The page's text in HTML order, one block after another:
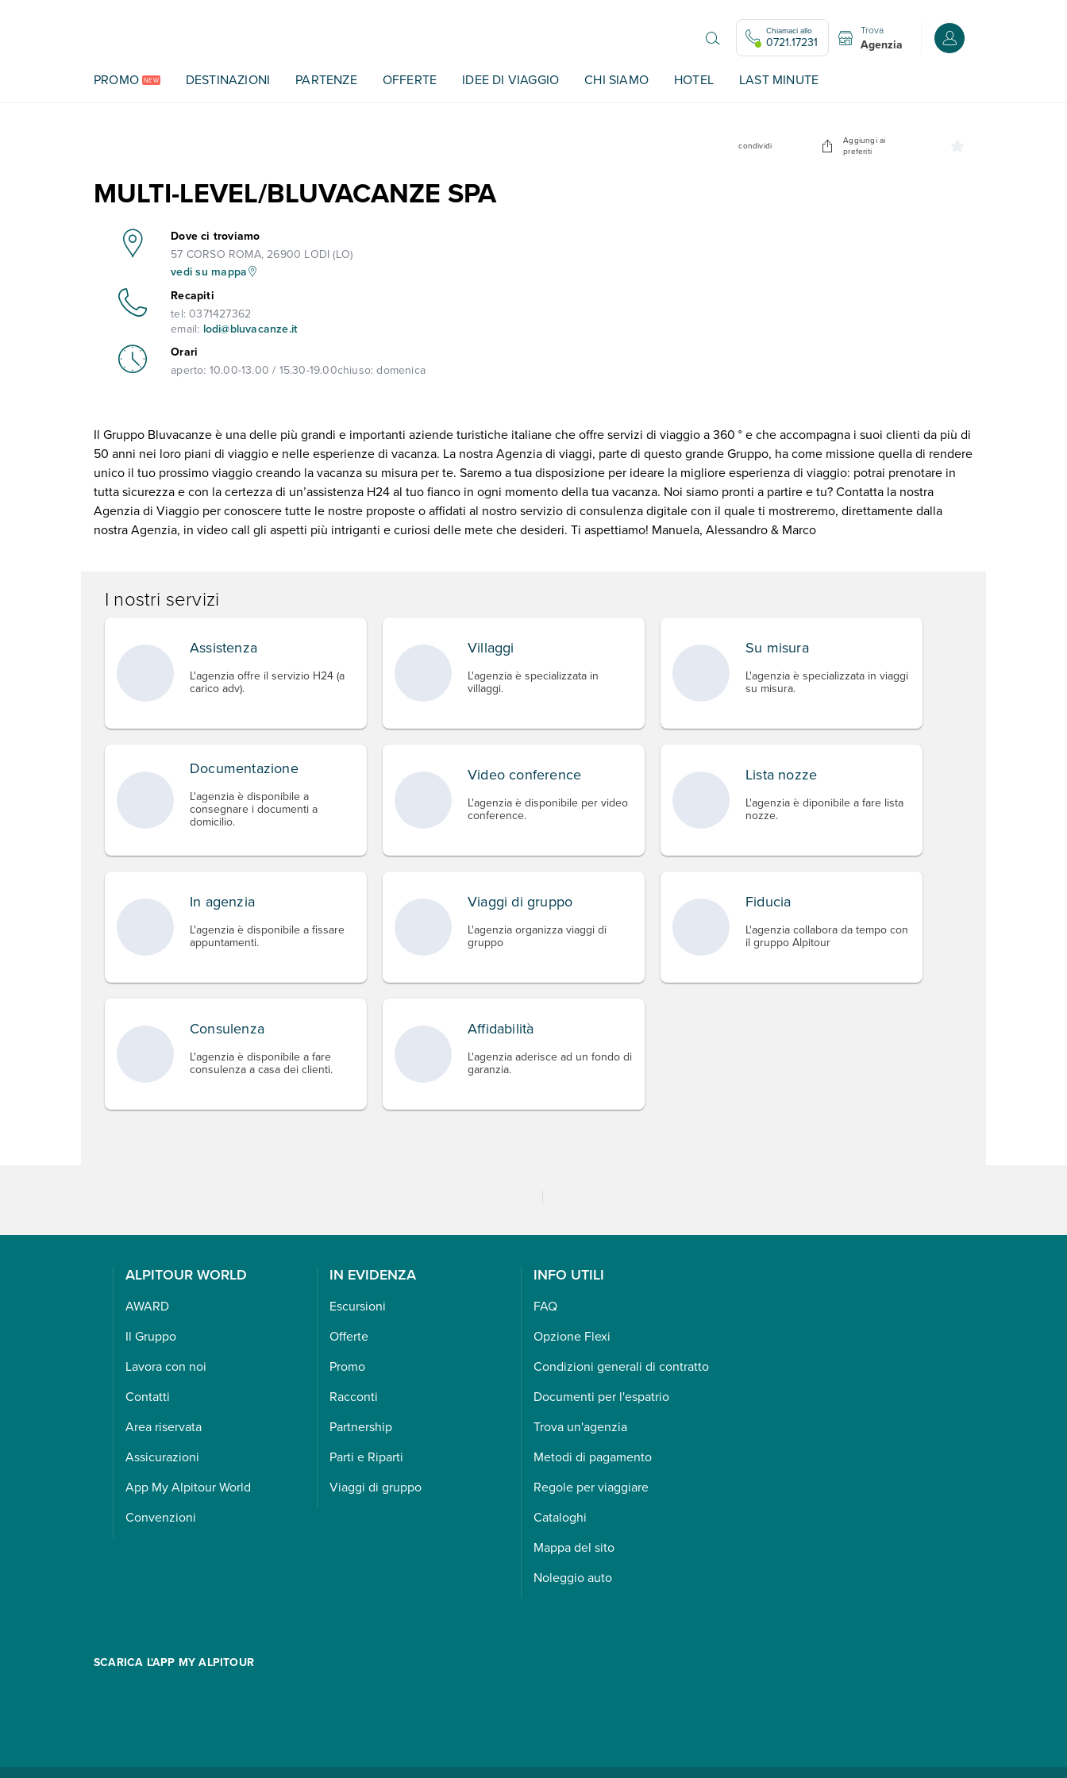
Chiamaci allo
0721.17231
Trova
Agenzia Accedi o registrati
PROMO NEW DESTINAZIONI PARTENZE OFFERTE IDEE DI VIAGGIO CHI SIAMO HOTEL LAST MINUTE
condividi
Aggiungi ai
preferiti
MULTI-LEVEL/BLUVACANZE SPA
Dove ci troviamo
57 CORSO ROMA, 26900 LODI (LO)
vedi su mappa
Recapiti
tel:0371427362
email: lodi@bluvacanze.it
Orari
aperto: 10.00-13.00 / 15.30-19.00chiuso:domenica
Il Gruppo Bluvacanze è una delle più grandi e importanti aziende turistiche italiane che offre servizi di viaggio a 360 ° e che accompagna i suoi clienti da più di
50 anni nei loro piani di viaggio e nelle esperienze di vacanza. La nostra Agenzia di viaggi, parte di questo grande Gruppo, ha come missione quella di rendere
unico il tuo prossimo viaggio creando la vacanza su misura per te. Saremo a tua disposizione per ideare la migliore esperienza di viaggio: potrai prenotare in
tutta sicurezza e con la certezza di un’assistenza H24 al tuo fianco in ogni momento della tua vacanza. Noi siamo pronti a partire e tu? Contatta la nostra
Agenzia di Viaggio per conoscere tutte le nostre proposte o affidati al nostro servizio di consulenza digitale con il quale ti mostreremo, direttamente dalla
nostra Agenzia, in video call gli aspetti più intriganti e curiosi delle mete che desideri. Ti aspettiamo! Manuela, Alessandro & Marco
I nostri servizi
Assistenza
L'agenzia offre il servizio H24 (a
carico adv).
Villaggi
L'agenzia è specializzata in
villaggi.
Su misura
L'agenzia è specializzata in viaggi
su misura.
Documentazione
L'agenzia è disponibile a
consegnare i documenti a
domicilio.
Video conference
L'agenzia è disponibile per video
conference.
Lista nozze
L'agenzia è diponibile a fare lista
nozze.
In agenzia
L'agenzia è disponibile a fissare
appuntamenti.
Viaggi di gruppo
L'agenzia organizza viaggi di
gruppo
Fiducia
L'agenzia collabora da tempo con
il gruppo Alpitour
Consulenza
L'agenzia è disponibile a fare
consulenza a casa dei clienti.
Affidabilità
L'agenzia aderisce ad un fondo di
garanzia.
ALPITOUR WORLD
AWARD
Il Gruppo
Lavora con noi
Contatti
Area riservata
Assicurazioni
App My Alpitour World
Convenzioni
IN EVIDENZA
Escursioni
Offerte
Promo
Racconti
Partnership
Parti e Riparti
Viaggi di gruppo
INFO UTILI
FAQ
Opzione Flexi
Condizioni generali di contratto
Documenti per l'espatrio
Trova un'agenzia
Metodi di pagamento
Regole per viaggiare
Cataloghi
Mappa del sito
Noleggio auto
SCARICA L'APP MY ALPITOUR